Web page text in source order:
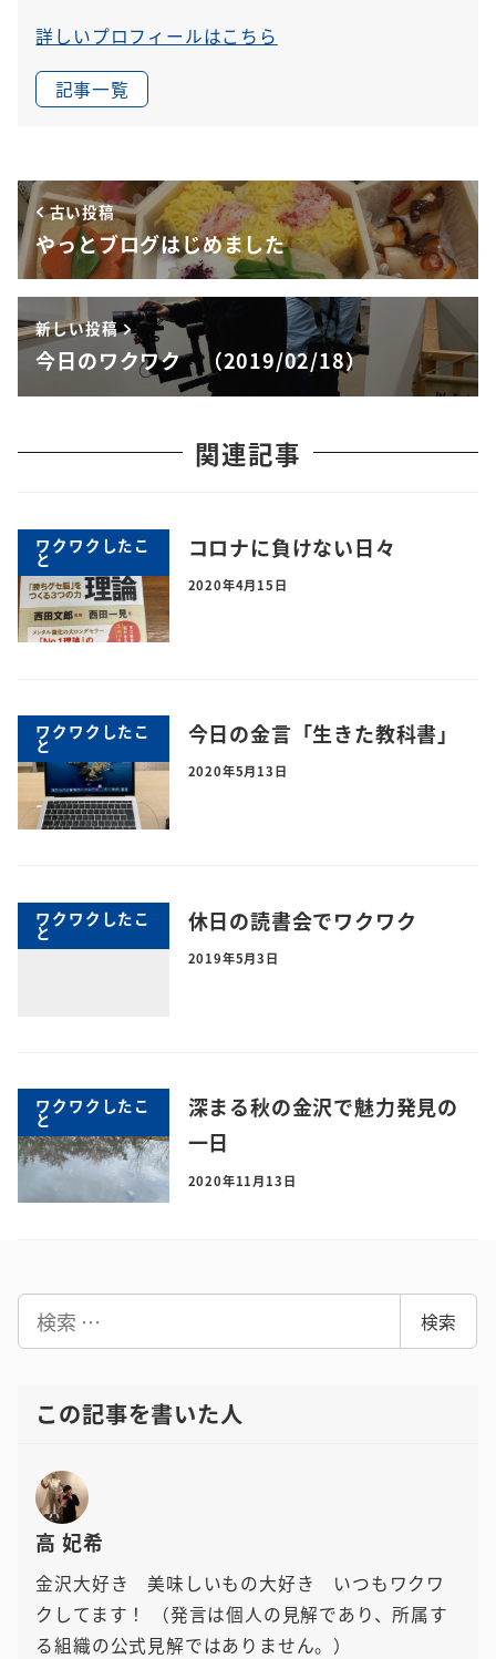
詳しいプロフィールはこちら
記事一覧
古い投稿
やっとブログはじめました
新しい投稿
今日のワクワク （2019/02/18）
関連記事
ワクワクしたこ
と コロナに負けない日々
2020年4月15日
ワクワクしたこ
と 今日の金言「生きた教科書」
2020年5月13日
ワクワクしたこ
と 休日の読書会でワクワク
2019年5月3日
ワクワクしたこ
と
深まる秋の金沢で魅力発見の
一日
2020年11月13日
索
検索
この記事を書いた人
高 妃希
金沢大好き 美味しいもの大好き いつもワクワ
クしてます！
（発言は個人の見解であり、所属す
る組織の公式見解ではありません。）